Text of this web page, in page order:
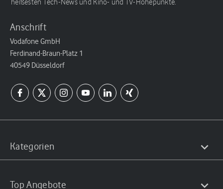
heißesten Tech-News und Kino- und TV-Höhepunkte.
Anschrift
Vodafone GmbH
Ferdinand-Braun-Platz 1
40549 Düsseldorf
Kategorien
Top Angebote